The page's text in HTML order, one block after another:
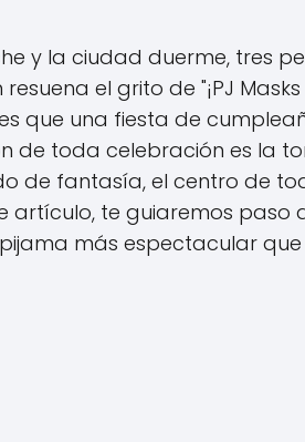
y la ciudad duerme, tres
el grito de "¡PJ
que una fiesta de
de toda celebración es la
de fantasía, el centro de
artículo, te guiaremos
más espectacular